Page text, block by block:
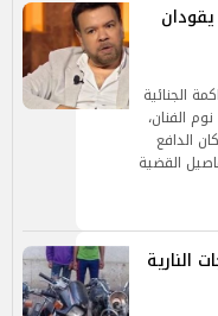
يقودان
الجنائية
نوم الفنان،
الدافع
القضية
النارية